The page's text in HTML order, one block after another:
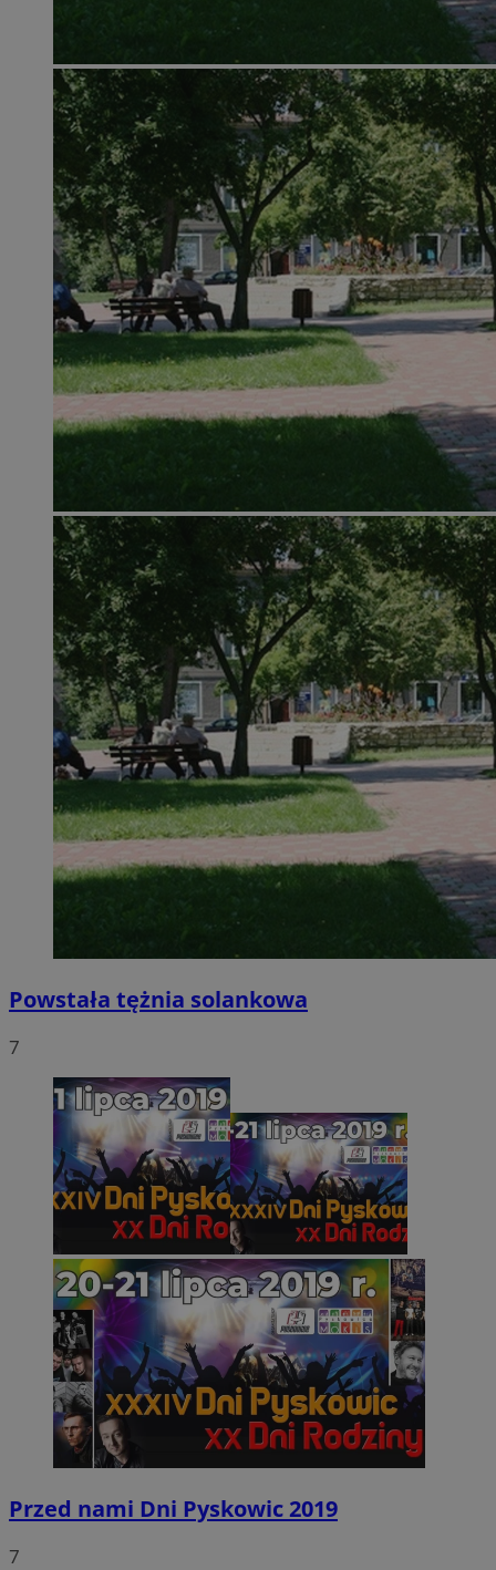
Powstała tężnia solankowa
7
Przed nami Dni Pyskowic 2019
7